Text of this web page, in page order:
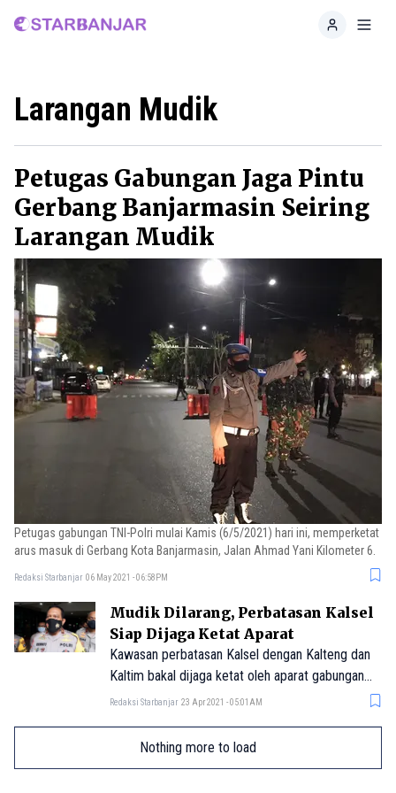
Home
Larangan Mudik
Petugas Gabungan Jaga Pintu
Gerbang Banjarmasin Seiring
Larangan Mudik
Petugas gabungan TNI-Polri mulai Kamis (6/5/2021) hari ini, memperketat
arus masuk di Gerbang Kota Banjarmasin, Jalan Ahmad Yani Kilometer 6.
Redaksi Starbanjar 06 May 2021 - 06:58PM
Mudik Dilarang, Perbatasan Kalsel
Siap Dijaga Ketat Aparat
Kawasan perbatasan Kalsel dengan Kalteng dan
Kaltim bakal dijaga ketat oleh aparat gabungan
seiring adanya larangan mudik yang berlaku sejak
Redaksi Starbanjar 23 Apr 2021 - 05:01AM
Nothing more to load